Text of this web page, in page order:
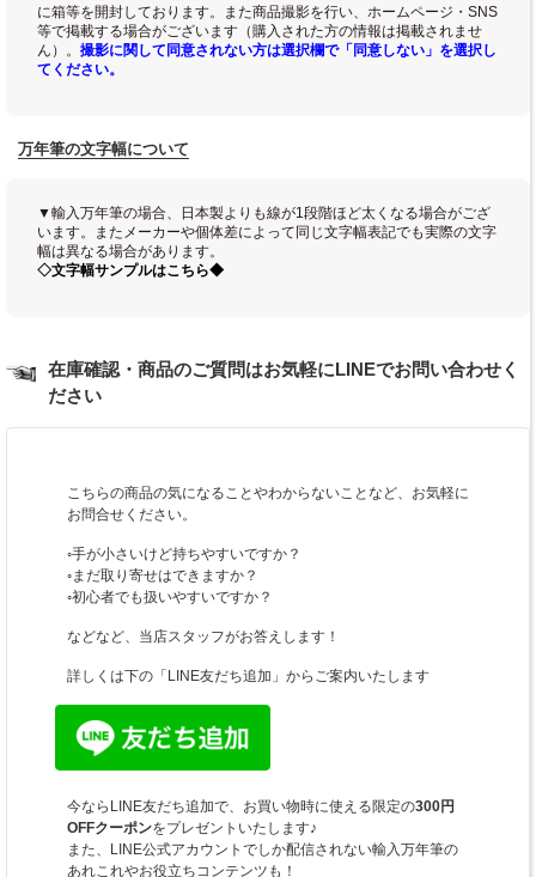
に箱等を開封しております。また商品撮影を行い、ホームページ・SNS
等で掲載する場合がございます（購入された方の情報は掲載されませ
ん）。 撮影に関して同意されない方は選択欄で「同意しない」を選択し
てください。
万年筆の文字幅について
▼輸入万年筆の場合、日本製よりも線が1段階ほど太くなる場合がござ
います。またメーカーや個体差によって同じ文字幅表記でも実際の文字
幅は異なる場合があります。
◇文字幅サンプルはこちら◆
在庫確認・商品のご質問はお気軽にLINEでお問い合わせく
ださい
こちらの商品の気になることやわからないことなど、お気軽に
お問合せください。
◦手が小さいけど持ちやすいですか？
◦まだ取り寄せはできますか？
◦初心者でも扱いやすいですか？
などなど、当店スタッフがお答えします！
詳しくは下の「LINE友だち追加」からご案内いたします
今ならLINE友だち追加で、お買い物時に使える限定の300円
OFFクーポンをプレゼントいたします♪
また、LINE公式アカウントでしか配信されない輸入万年筆の
あれこれやお役立ちコンテンツも！